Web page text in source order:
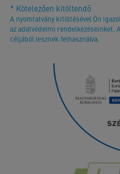
* Kötelezően kitöltendő
A nyomtatvány kitöltésével Ön
az adatvédelmi rendelkezéseinket.
céljából lesznek felhasználva.